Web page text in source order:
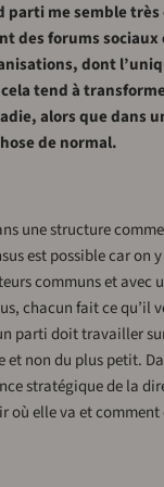
parti me semble très
des forums sociaux
dont
tend à
alors que dans
de normal.
une structure
est possible car on
communs et avec
chacun fait ce qu’il
parti doit travailler
et non du plus petit.
stratégique de la
où elle va et